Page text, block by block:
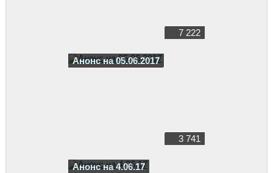
7 222
Анонс на 05.06.2017
3 741
Анонс на 4.06.17